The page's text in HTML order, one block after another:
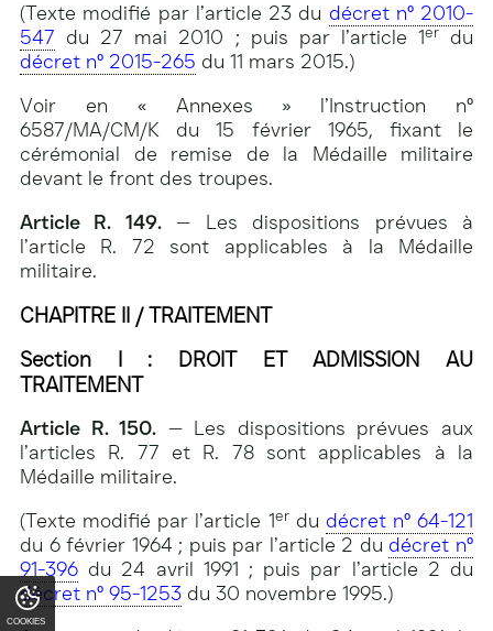
(Texte modifié par l’article 23 du décret n° 2010-
547 du 27 mai 2010 ; puis par l’article 1erdu
décret n° 2015-265 du 11 mars 2015.)
Voir en « Annexes » l’Instruction n°
6587/MA/CM/K du 15 février 1965, fixant le
cérémonial de remise de la Médaille militaire
devant le front des troupes.
Article R. 149.— Les dispositions prévues à
l’article R. 72 sont applicables à la Médaille
militaire.
CHAPITRE II /TRAITEMENT
Section I : DROIT ET ADMISSION AU
TRAITEMENT
Article R. 150. — Les dispositions prévues aux
l’articles R. 77 et R. 78 sont applicables à la
Médaille militaire.
(Texte modifié par l’article 1erdu décret n° 64-121
du 6 février 1964 ; puis par l’article 2 du décret n°
91-396 du 24 avril 1991 ; puis par l’article 2 du
décret n° 95-1253 du 30 novembre 1995.)